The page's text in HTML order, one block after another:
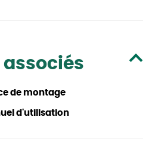
associés
de montage
d'utilisation